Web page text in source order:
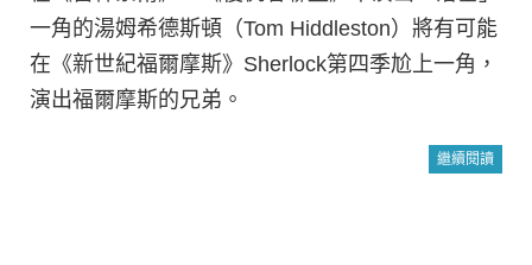
一角的湯姆希德斯頓（Tom Hiddleston）將有可能
在《新世紀福爾摩斯》Sherlock第四季尬上一角，
演出福爾摩斯的兄弟。
繼續閱讀